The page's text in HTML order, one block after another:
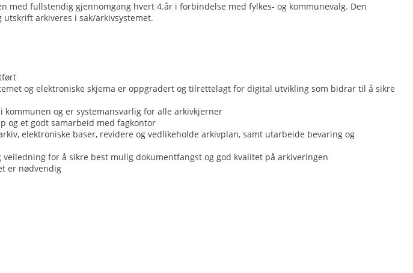
med fullstendig gjennomgang hvert 4.år i forbindelse med fylkes- og kommunevalg. Den
arkiveres i sak/arkivsystemet.
og elektroniske skjema er oppgradert og tilrettelagt for digital utvikling som bidrar til å sikre
og er systemansvarlig for alle arkivkjerner​
og et godt samarbeid med fagkontor​
elektroniske baser, revidere og vedlikeholde arkivplan, samt utarbeide bevaring og
for å sikre best mulig dokumentfangst og god kvalitet på arkiveringen​
er nødvendig​